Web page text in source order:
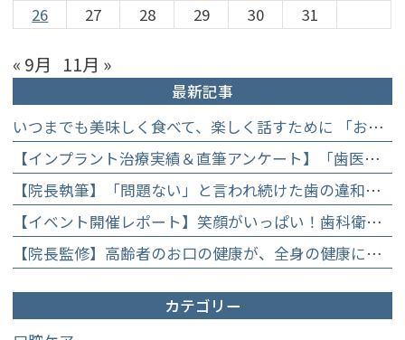
26
27 28 29 30 31
« 9月 11月 »
最新記事
いつまでも美味しく食べて、楽しく話すために 「お口からはじめる健康長寿教室」を開催します
【インプラント治療実績＆直筆アンケート】「歯医者が怖かった」トラウマを乗り越えて。70歳・介護士女性が手に入れた「晴れ晴れとした笑顔」と人生を支える噛み合わせ】
【院長執筆】「問題ない」と言われ続けた歯の違和感……60代女性が「80歳で20本の自前の歯」を守るために選んだ精密総合治療の全貌
【イベント開催レポート】笑顔がいっぱい！歯科衛生士×管理栄養士がお届けする「親子で楽しむむし歯になりにくいお菓子作り体験」】
【院長監修】高齢者のお口の健康が、全身の健康につながる理由。生涯おいしく食べるための「口内環境検査」とオーダーメイド予防】
カテゴリー